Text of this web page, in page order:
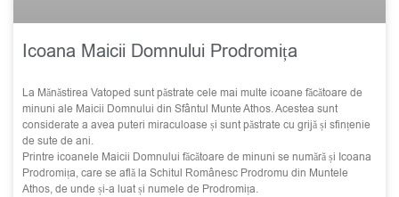
Icoana Maicii Domnului Prodromița
La Mănăstirea Vatoped sunt păstrate cele mai multe icoane făcătoare de
minuni ale Maicii Domnului din Sfântul Munte Athos. Acestea sunt
considerate a avea puteri miraculoase și sunt păstrate cu grijă și sfințenie
de sute de ani.
Printre icoanele Maicii Domnului făcătoare de minuni se numără și Icoana
Prodromița, care se află la Schitul Românesc Prodromu din Muntele
Athos, de unde și-a luat și numele de Prodromița.